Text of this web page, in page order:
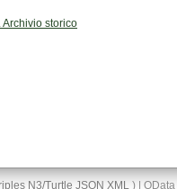
storico
N3/Turtle JSON XML) | OData